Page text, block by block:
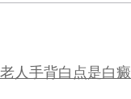
老人手背白点是白癜